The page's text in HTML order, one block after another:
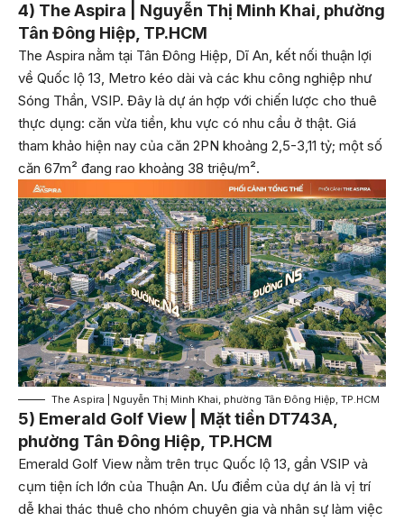
4) The Aspira | Nguyễn Thị Minh Khai, phường
Tân Đông Hiệp, TP.HCM
The Aspira nằm tại Tân Đông Hiệp, Dĩ An, kết nối thuận lợi
về Quốc lộ 13, Metro kéo dài và các khu công nghiệp như
Sóng Thần, VSIP. Đây là dự án hợp với chiến lược cho thuê
thực dụng: căn vừa tiền, khu vực có nhu cầu ở thật. Giá
tham khảo hiện nay của căn 2PN khoảng 2,5-3,11 tỷ; một số
căn 67m² đang rao khoảng 38 triệu/m².
The Aspira | Nguyễn Thị Minh Khai, phường Tân Đông Hiệp, TP.HCM
5) Emerald Golf View | Mặt tiền DT743A,
phường Tân Đông Hiệp, TP.HCM
Emerald Golf View nằm trên trục Quốc lộ 13, gần VSIP và
cụm tiện ích lớn của Thuận An. Ưu điểm của dự án là vị trí
dễ khai thác thuê cho nhóm chuyên gia và nhân sự làm việc